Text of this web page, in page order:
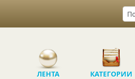
ЛЕНТА КАТЕГОРИИ